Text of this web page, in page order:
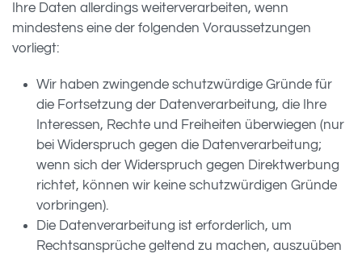
Ihre Daten allerdings weiterverarbeiten, wenn
mindestens eine der folgenden Voraussetzungen
vorliegt:
Wir haben zwingende schutzwürdige Gründe für
die Fortsetzung der Datenverarbeitung, die Ihre
Interessen, Rechte und Freiheiten überwiegen (nur
bei Widerspruch gegen die Datenverarbeitung;
wenn sich der Widerspruch gegen Direktwerbung
richtet, können wir keine schutzwürdigen Gründe
vorbringen).
Die Datenverarbeitung ist erforderlich, um
Rechtsansprüche geltend zu machen, auszuüben